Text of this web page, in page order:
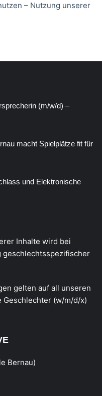
– Nutzung unserer
(m/w/d) –
macht Spielplätze fit für
und Elektronische
Inhalte wird bei
geschlechtsspezifischer
gelten auf all unseren
(w/m/d/x)
Bernau)